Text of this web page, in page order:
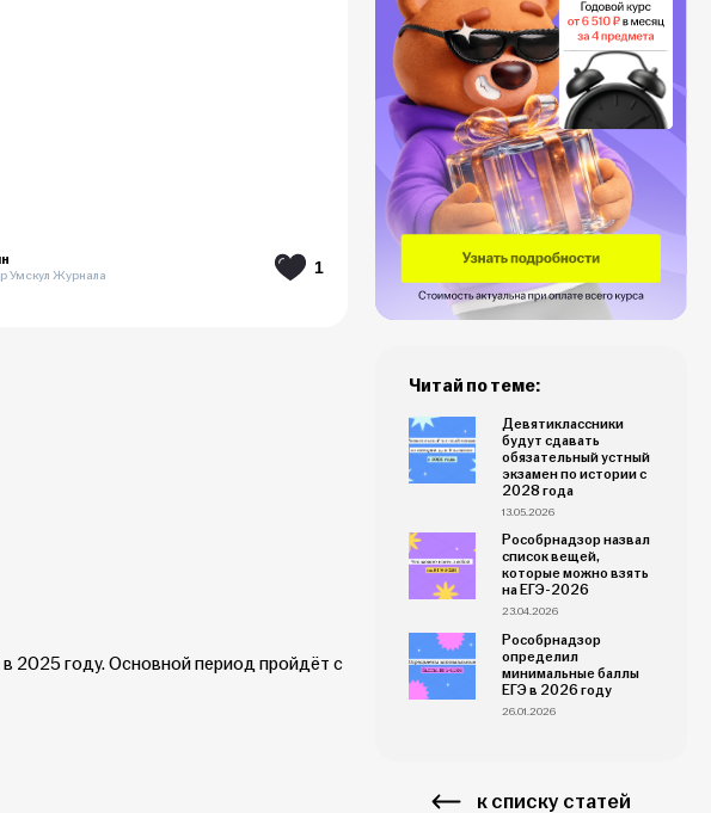
Умскул Журнала
1
2025 году. Основной период пройдёт с
Читай по теме:
Девятиклассники
будут сдавать
обязательный устный
экзамен по истории с
2028 года
13.05.2026
Рособрнадзор назвал
список вещей,
которые можно взять
на ЕГЭ-2026
23.04.2026
Рособрнадзор
определил
минимальные баллы
ЕГЭ в 2026 году
26.01.2026
к списку статей